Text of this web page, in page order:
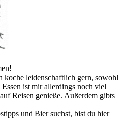
koche leidenschaftlich gern, sowohl
ist mir allerdings noch viel
Reisen genieße. Außerdem gibts
und Bier suchst, bist du hier